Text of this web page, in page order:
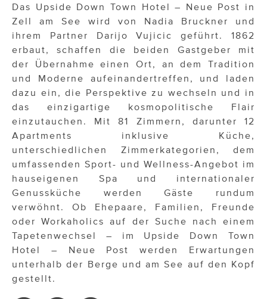
Das Upside Down Town Hotel – Neue Post in
Zell am See wird von Nadia Bruckner und
ihrem Partner Darijo Vujicic geführt. 1862
erbaut, schaffen die beiden Gastgeber mit
der Übernahme einen Ort, an dem Tradition
und Moderne aufeinandertreffen, und laden
dazu ein, die Perspektive zu wechseln und in
das einzigartige kosmopolitische Flair
einzutauchen. Mit 81 Zimmern, darunter 12
Apartments inklusive Küche,
unterschiedlichen Zimmerkategorien, dem
umfassenden Sport- und Wellness-Angebot im
hauseigenen Spa und internationaler
Genussküche werden Gäste rundum
verwöhnt. Ob Ehepaare, Familien, Freunde
oder Workaholics auf der Suche nach einem
Tapetenwechsel – im Upside Down Town
Hotel – Neue Post werden Erwartungen
unterhalb der Berge und am See auf den Kopf
gestellt.